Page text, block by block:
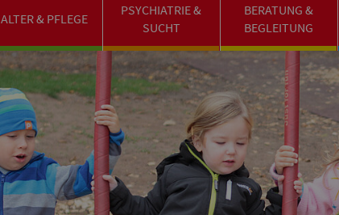
ALTER & PFLEGE
PSYCHIATRIE &
SUCHT
BERATUNG &
BEGLEITUNG